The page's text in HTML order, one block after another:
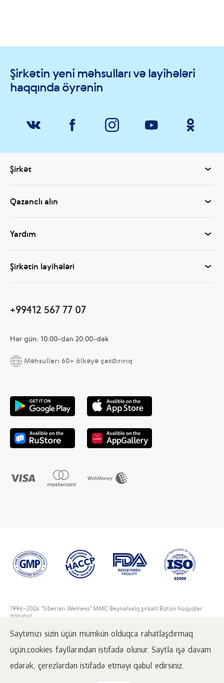
Saytımızı sizin üçün mümkün olduqca rahatlaşdırmaq
üçün,cookies fayllarından istifadə olunur. Saytla işə davam
edərək, çerezlərdən istifadə etməyi qəbul edirsiniz.
Şirkətin yeni məhsulları və layihələri
haqqında öyrənin
Şirkət
Qazanclı alın
Yardım
Şirkətin layihələri
+99412 567 77 07
Hər gün: 10:00-dan 20:00-dək
Məhsulları 60+ ölkəyə çatdırırıq
1996–2026 "Siberian Welness" MMC Beynəlxalq şirkəti Bütün hüquqlar
qorunur.
www.siberianhealth.com saytında aktiv linkin məcburi yerləşdirməsi şərti
Məxfilik haqqında